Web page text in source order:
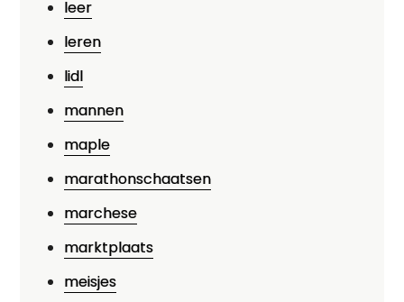
leer
leren
lidl
mannen
maple
marathonschaatsen
marchese
marktplaats
meisjes